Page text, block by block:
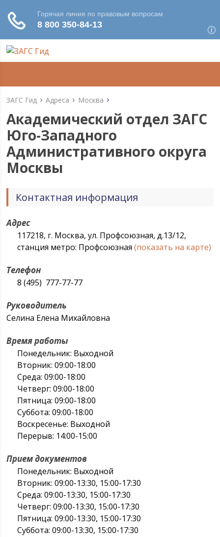
ЗАГС Гид Адреса Москва
Академический отдел ЗАГС
Юго-Западного
Административного округа
Москвы
Контактная информация
Адрес
117218, г. Москва, ул. Профсоюзная, д.13/12,
станция метро: Профсоюзная(показать на карте)
Телефон
8 (495) 777-77-77
Руководитель
Селина Елена Михайловна
Время работы
Понедельник: Выходной
Вторник: 09:00-18:00
Среда: 09:00-18:00
Четверг: 09:00-18:00
Пятница: 09:00-18:00
Суббота: 09:00-18:00
Воскресенье: Выходной
Перерыв: 14:00-15:00
Прием документов
Понедельник: Выходной
Вторник: 09:00-13:30, 15:00-17:30
Среда: 09:00-13:30, 15:00-17:30
Четверг: 09:00-13:30, 15:00-17:30
Пятница: 09:00-13:30, 15:00-17:30
Суббота: 09:00-13:30, 15:00-17:30